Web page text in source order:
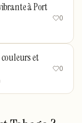
à Port
0
et
0